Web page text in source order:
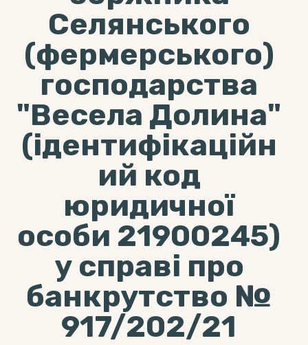
Селянського
(фермерського)
господарства
"Весела Долина"
(ідентифікаційн
ий код
юридичної
особи 21900245)
у справі про
банкрутство №
917/202/21